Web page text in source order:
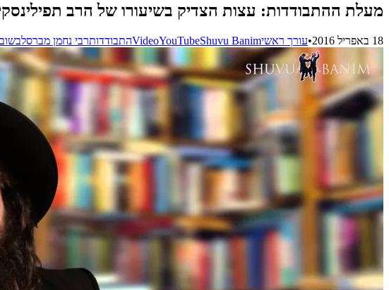
מעלת ההתבודדות: עצות הצדיק בשיעורו של הרב
18 באפריל 2016 •עורך ראשי VideoYouTubeShuvu Banim התבודדותרבי נחמן מברסלב